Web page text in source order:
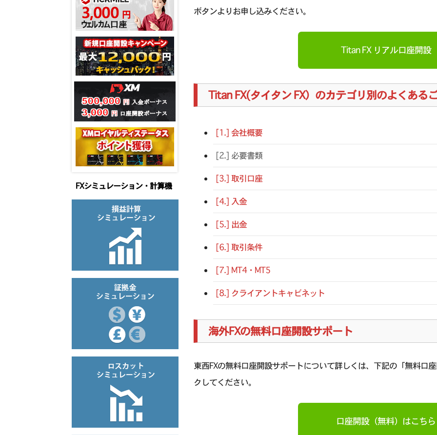
FXシミュレーション・計算機
ボタンよりお申し込みください。
Titan FX リアル口座開設
Titan FX(タイタン FX）のカテゴリ別のよくある
[1.] 会社概要
[2.] 必要書類
[3.] 取引口座
[4.] 入金
[5.] 出金
[6.] 取引条件
[7.] MT4・MT5
[8.] クライアントキャビネット
海外FXの無料口座開設サポート
東西FXの無料口座開設サポートについて詳しくは、下記の「無料口
クしてください。
口座開設（無料）はこちら